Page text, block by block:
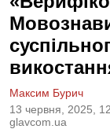
13 червня, 2025,
glavcom.ua
Максим Бурич